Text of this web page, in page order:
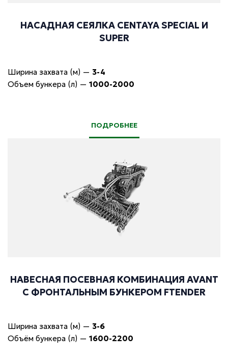
НАСАДНАЯ СЕЯЛКА CENTAYA SPECIAL И
SUPER
Ширина захвата (м) — 3-4
Объем бункера (л) — 1000-2000
ПОДРОБНЕЕ
НАВЕСНАЯ ПОСЕВНАЯ КОМБИНАЦИЯ AVANT
С ФРОНТАЛЬНЫМ БУНКЕРОМ FTENDER
Ширина захвата (м) — 3-6
Объём бункера (л) — 1600-2200